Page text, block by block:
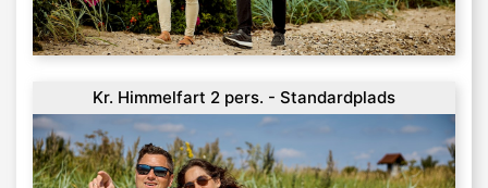
Kr. Himmelfart 2 pers. - Standardplads